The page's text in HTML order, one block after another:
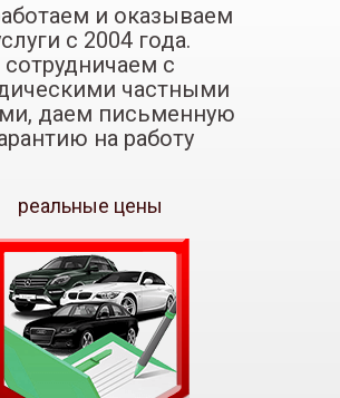
и оказываем
с 2004 года.
сотрудничаем с
частными
даем письменную
на работу
реальные цены